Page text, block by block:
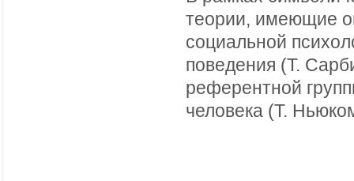
теории, имеющие
социальной
поведения (Т.
референтной
человека (Т.